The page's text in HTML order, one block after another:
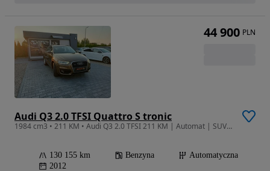
Audi Q3 2.0 TFSI Quattro S tronic
1984 cm3 • 211 KM • Audi Q3 2.0 TFSI 211 KM | Automat | SUV | 2011r | Benzyna | 5 drzwi |
130 155 km Benzyna
Automatyczna
2012
44 900 PLN